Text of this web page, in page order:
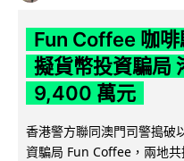
Fun Coffee 咖
擬貨幣投資騙局
9,400 萬元
香港警方聯同澳門司警搗破
資騙局 Fun Coffee，兩地